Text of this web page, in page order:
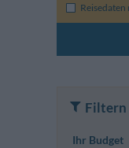
Filtern
Ihr Budget